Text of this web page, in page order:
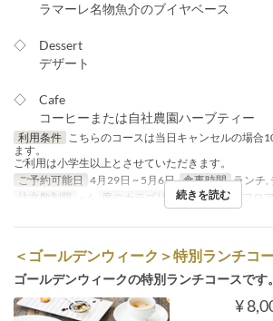
ラマーレ名物魚介のブイヤベース
◇ Dessert
デザート
◇ Cafe
コーヒーまたは自社農園ハーブティー
利用条件 こちらのコースは当日キャンセルの場合
ます。
ご利用は小学生以上とさせていただきます。
ご予約可能日 4月29日 ~ 5月6日 食事時間 ランチ,
注文数制限
~ 6 席のカテゴリ 2F レストランフロア
続きを読む
＜ゴールデンウィーク＞特別ランチコ
ゴールデンウィークの特別ランチコースです。
¥